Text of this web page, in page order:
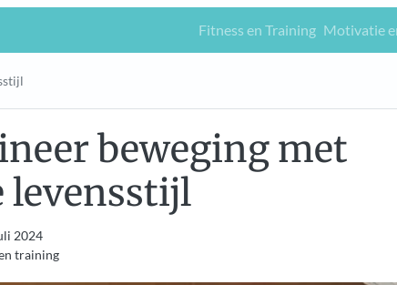
Fitness en Training Motivatie
beweging met
levensstijl
2024
training